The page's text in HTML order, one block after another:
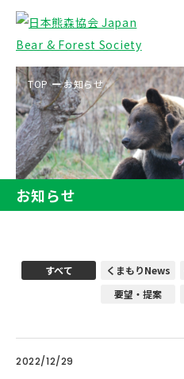
TOP お知らせ
お知らせ
すべて くまもりNews
要望・提案
2022/12/29